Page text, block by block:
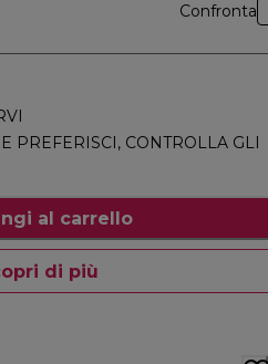
Confronta
PREFERISCI, CONTROLLA GLI
al carrello
di più